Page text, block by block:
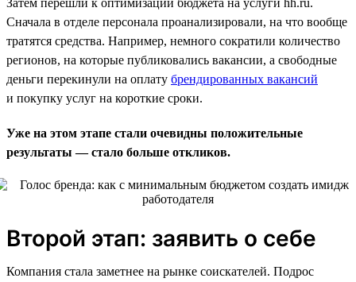
Сначала в отделе персонала проанализировали, на что вообще
тратятся средства. Например, немного сократили количество
регионов, на которые публиковались вакансии, а свободные
деньги перекинули на оплату брендированных вакансий
и покупку услуг на короткие сроки.
Уже на этом этапе стали очевидны положительные
результаты — стало больше откликов.
Второй этап: заявить о себе
Компания стала заметнее на рынке соискателей. Подрос